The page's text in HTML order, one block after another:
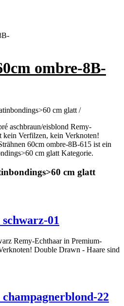
ombre-8B-
cm glatt /
aschbraun/eisblond Remy-
kein Verfilzen, kein Verknoten!
60cm ombre-8B-615 ist ein
cm glatt Kategorie.
cm glatt
01
Remy-Echthaar in Premium-
Double Drawn - Haare sind
22